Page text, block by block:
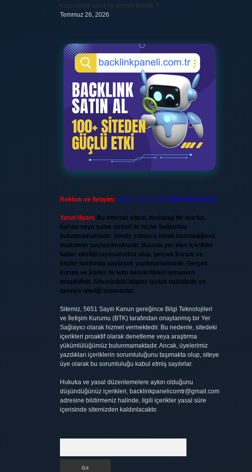
Kozmolojik kanıt ne demek felsefe ?
Temmuz 26, 2026
Reklam ve İletişim: Skype: live:.cid.575569c608265c69
Yasal Uyarı: Bu internet sitesi, herhangi bir marka,
kurum veya şahıs şirketi ile hiçbir bağlantısı
bulunmamaktadır. Sitede yalnızca kendi hazırladığımız
makaleler paylaşılmaktadır. Burada yer alan içerikler
haber niteliği taşımamakta olup, gerçek kurum ve
kişiler hakkında paylaşım yapılmamaktadır. Gerçek
kurum ve kişiler ile isim benzerlikleri tamamen
tesadüfidir. Sitemizdeki bilgiler taslak halindedir ve
tavsiye niteliği taşımazlar.
Sitemiz, 5651 Sayılı Kanun gereğince Bilgi Teknolojileri
ve İletişim Kurumu (BTK) tarafından onaylanmış bir Yer
Sağlayıcı olarak hizmet vermektedir. Bu nedenle, sitedeki
içerikleri proaktif olarak denetleme veya araştırma
yükümlülüğümüz bulunmamaktadır. Ancak, üyelerimiz
yazdıkları içeriklerin sorumluluğunu taşımakta olup, siteye
üye olarak bu sorumluluğu kabul etmiş sayılırlar.
Hukuka ve yasal düzenlemelere aykırı olduğunu
düşündüğünüz içerikleri, backlinkpanelicomtr@gmail.com
adresine bildirmeniz halinde, ilgili içerikler yasal süre
içerisinde sitemizden kaldırılacaktır.